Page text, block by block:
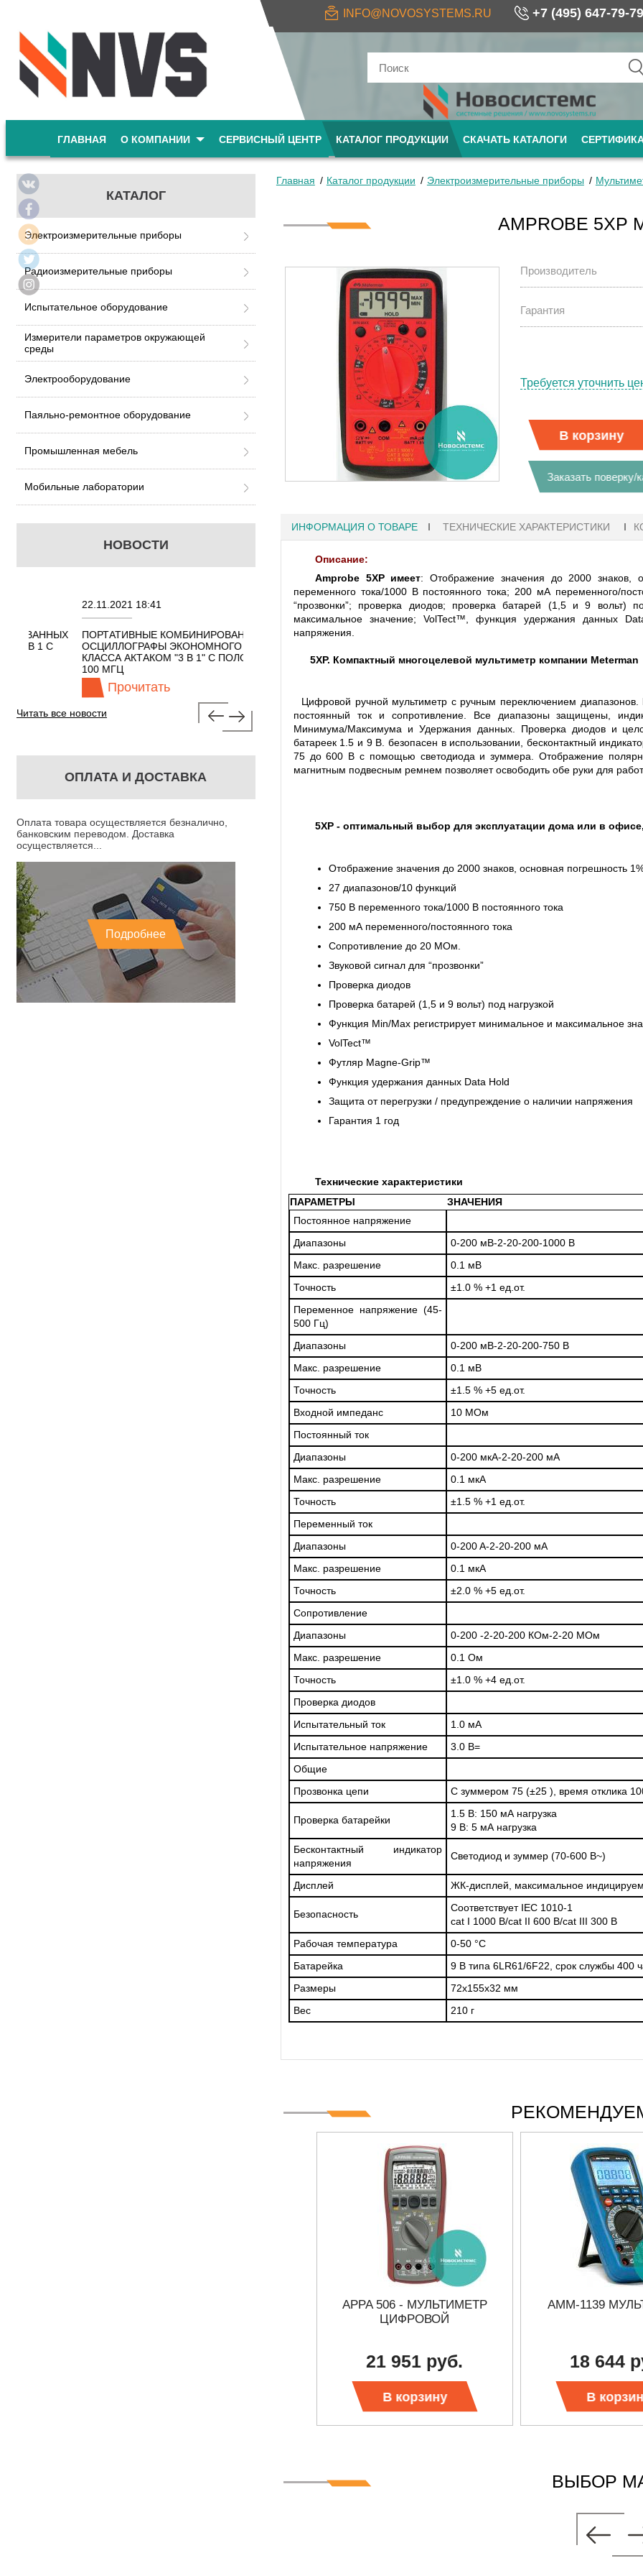
INFO@NOVOSYSTEMS.RU +7 (495) 647-79-79
ГЛАВНАЯ О КОМПАНИИ СЕРВИСНЫЙ ЦЕНТР КАТАЛОГ ПРОДУКЦИИ СКАЧАТЬ КАТАЛОГИ
КАТАЛОГ
Электроизмерительные приборы
Радиоизмерительные приборы
Испытательное оборудование
Измерители параметров окружающей
среды
Электрооборудование
Паяльно-ремонтное оборудование
Промышленная мебель
Мобильные лаборатории
НОВОСТИ
22.11.2021 18:41
ПОРТАТИВНЫЕ КОМБИНИРОВАННЫЕ
ОСЦИЛЛОГРАФЫ ЭКОНОМНОГО
КЛАССА АКТАКОМ "3 В 1" С ПОЛОСОЙ
Прочитать
02.08.2021 18:41
ОСЦИЛЛОГРАФЫ KEYSIGHT
TECHNOLOGIES СЕРИИ UXR
27.01.2023 10:06
(ГОСРЕЕСТР РФ)
Читать все новости
ОПЛАТА И ДОСТАВКА
Оплата товара осуществляется безналично,
банковским переводом. Доставка
осуществляется...
Подробнее
Главная Каталог продукции Электроизмерительные приборы
AMPROBE
Производитель
Гарантия
Требуется уточнить
В корзину
Заказать поверку/
ИНФОРМАЦИЯ О ТОВАРЕ ТЕХНИЧЕСКИЕ ХАРАКТЕРИСТИКИ
Описание:
Amprobe 5XP имеет: Отображение значения до 2000 знаков,
переменного тока/1000 В постоянного тока; 200 мА переменного/
“прозвонки”; проверка диодов; проверка батарей (1,5 и 9 вольт)
максимальное значение; VolTect™, функция удержания данных
напряжения.
5XP. Компактный многоцелевой мультиметр компании Meterman
Цифровой ручной мультиметр с ручным переключением
постоянный ток и сопротивление. Все диапазоны защищены,
Минимума/Максимума и Удержания данных. Проверка диодов и
батареек 1.5 и 9 В. безопасен в использовании, бесконтактный
75 до 600 В с помощью светодиода и зуммера. Отображение
магнитным подвесным ремнем позволяет освободить обе руки для
5XP - оптимальный выбор для эксплуатации дома или в
Отображение значения до 2000 знаков, основная погрешность
27 диапазонов/10 функций
750 В переменного тока/1000 В постоянного тока
200 мА переменного/постоянного тока
Сопротивление до 20 MОм.
Звуковой сигнал для “прозвонки”
Проверка диодов
Проверка батарей (1,5 и 9 вольт) под нагрузкой
Функция Min/Max регистрирует минимальное и максимальное
VolTect™
Футляр Magne-Grip™
Функция удержания данных Data Hold
Защита от перегрузки / предупреждение о наличии напряжения
Гарантия 1 год
Технические характеристики
ПАРАМЕТРЫ
ЗНАЧЕНИЯ
Постоянное напряжение
Диапазоны
0-200 мВ-2-20-200-1000 В
Макс. разрешение
0.1 мВ
Точность
±1.0 % +1 ед.от.
Переменное напряжение (45-
500 Гц)
Диапазоны
0-200 мВ-2-20-200-750 В
Макс. разрешение
0.1 мВ
Точность
±1.5 % +5 ед.от.
Входной импеданс
10 МОм
Постоянный ток
Диапазоны
0-200 мкA-2-20-200 мА
Макс. разрешение
0.1 мкA
Точность
±1.5 % +1 ед.от.
Переменный ток
Диапазоны
0-200 A-2-20-200 мА
Макс. разрешение
0.1 мкA
Точность
±2.0 % +5 ед.от.
Сопротивление
Диапазоны
0-200 -2-20-200 КОм-2-20 МОм
Макс. разрешение
0.1 Ом
Точность
±1.0 % +4 ед.от.
Проверка диодов
Испытательный ток
1.0 мА
Испытательное напряжение
3.0 В=
Общие
Прозвонка цепи
С зуммером 75 (±25 ), время отклика
Проверка батарейки
1.5 В: 150 мА нагрузка
9 В: 5 мА нагрузка
Бесконтактный индикатор
напряжения
Светодиод и зуммер (70-600 В~)
Дисплей ЖК-дисплей, максимальное
Безопасность
Соответствует IEC 1010-1
cat I 1000 В/cat II 600 В/cat III 300 В
Рабочая температура
0-50 °C
Батарейка
9 В типа 6LR61/6F22, срок службы 400
Размеры
72х155х32 мм
Вес
210 г
APPA 506 - МУЛЬТИМЕТР
ЦИФРОВОЙ
21 951 руб.
В корзину
АММ-1139
18 644
В
ВЫБОР